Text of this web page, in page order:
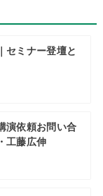
セミナー登壇と
演依頼お問い合
工藤広伸